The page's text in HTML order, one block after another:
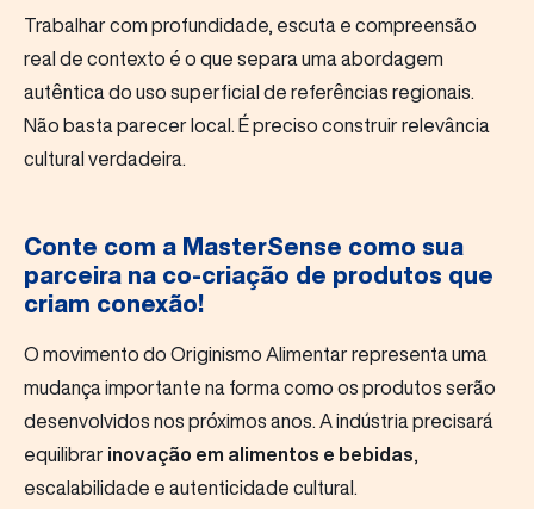
Trabalhar com profundidade, escuta e compreensão
real de contexto é o que separa uma abordagem
autêntica do uso superficial de referências regionais.
Não basta parecer local. É preciso construir relevância
cultural verdadeira.
Conte com a MasterSense como sua
parceira na co-criação de produtos que
criam conexão!
O movimento do Originismo Alimentar representa uma
mudança importante na forma como os produtos serão
desenvolvidos nos próximos anos. A indústria precisará
equilibrar inovação em alimentos e bebidas
escalabilidade e autenticidade cultural.